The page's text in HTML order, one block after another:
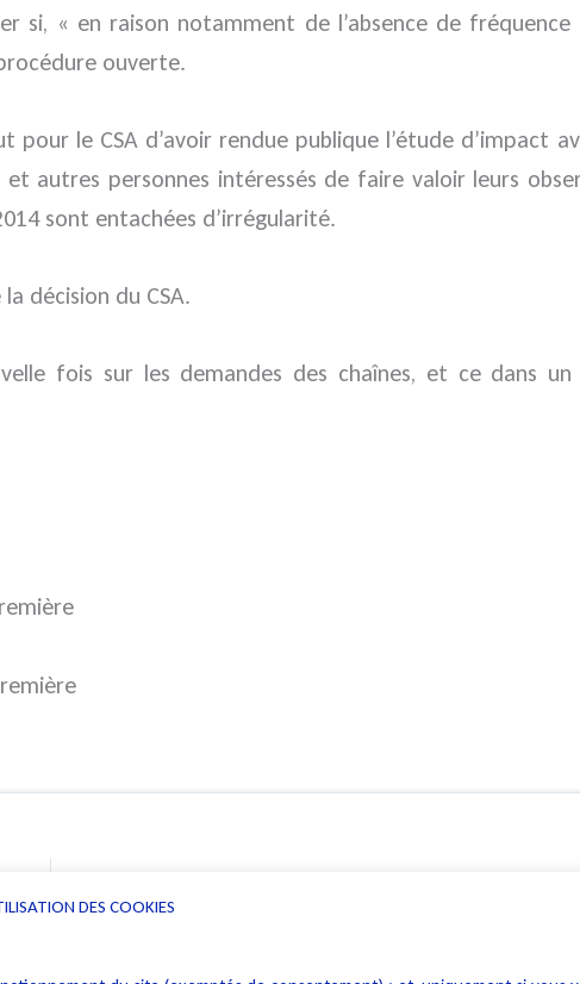
si, « en raison notamment de l’absence de
ouverte.
le CSA d’avoir rendue publique l’étude d’impact
autres personnes intéressés de faire valoir leurs
sont entachées d’irrégularité.
décision du CSA.
fois sur les demandes des chaînes, et ce dans
DES COOKIES